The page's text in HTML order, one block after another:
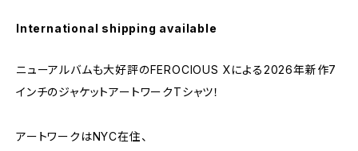
International shipping available
ニューアルバムも大好評のFEROCIOUS Xによる2026年新作7
インチのジャケットアートワークTシャツ！
アートワークはNYC在住、